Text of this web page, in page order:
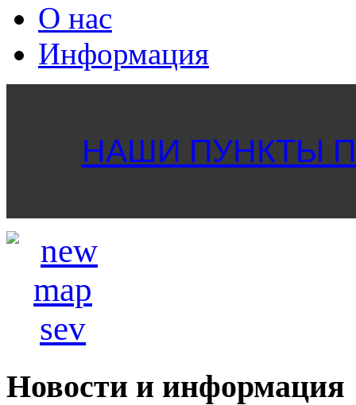
О нас
Информация
НАШИ ПУНКТЫ
Новости и информация